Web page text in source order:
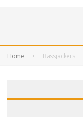
Home Bassjackers